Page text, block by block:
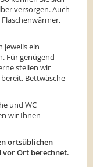
versorgen. Auch
jeweils ein
Für genügend
stellen wir
Bettwäsche
und WC
wir Ihnen
ortsüblichen
Ort berechnet.